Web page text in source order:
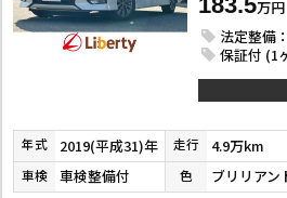
万円
法定整備
保証付 (1
年式 2019(平成31)年 走行 4.9万km
車検 車検整備付 色